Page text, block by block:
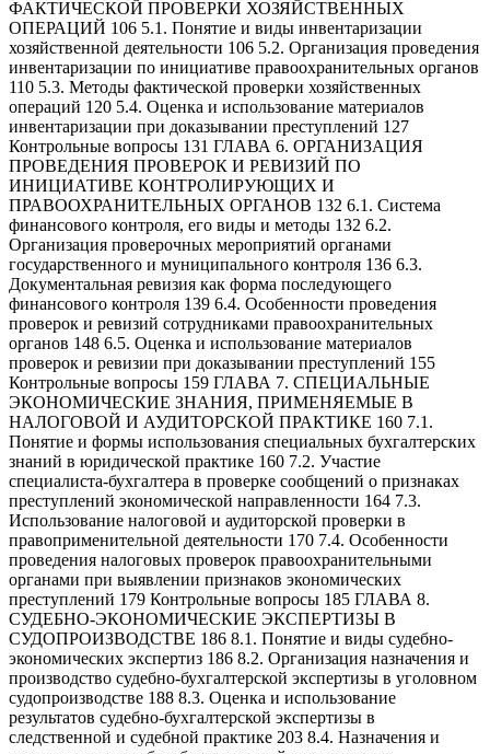
ФАКТИЧЕСКОЙ ПРОВЕРКИ ХОЗЯЙСТВЕННЫХ
ОПЕРАЦИЙ 106 5.1. Понятие и виды инвентаризации
хозяйственной деятельности 106 5.2. Организация проведения
инвентаризации по инициативе правоохранительных органов
110 5.3. Методы фактической проверки хозяйственных
операций 120 5.4. Оценка и использование материалов
инвентаризации при доказывании преступлений 127
Контрольные вопросы 131 ГЛАВА 6. ОРГАНИЗАЦИЯ
ПРОВЕДЕНИЯ ПРОВЕРОК И РЕВИЗИЙ ПО
ИНИЦИАТИВЕ КОНТРОЛИРУЮЩИХ И
ПРАВООХРАНИТЕЛЬНЫХ ОРГАНОВ 132 6.1. Система
финансового контроля, его виды и методы 132 6.2.
Организация проверочных мероприятий органами
государственного и муниципального контроля 136 6.3.
Документальная ревизия как форма последующего
финансового контроля 139 6.4. Особенности проведения
проверок и ревизий сотрудниками правоохранительных
органов 148 6.5. Оценка и использование материалов
проверок и ревизии при доказывании преступлений 155
Контрольные вопросы 159 ГЛАВА 7. СПЕЦИАЛЬНЫЕ
ЭКОНОМИЧЕСКИЕ ЗНАНИЯ, ПРИМЕНЯЕМЫЕ В
НАЛОГОВОЙ И АУДИТОРСКОЙ ПРАКТИКЕ 160 7.1.
Понятие и формы использования специальных бухгалтерских
знаний в юридической практике 160 7.2. Участие
специалиста-бухгалтера в проверке сообщений о признаках
преступлений экономической направленности 164 7.3.
Использование налоговой и аудиторской проверки в
правоприменительной деятельности 170 7.4. Особенности
проведения налоговых проверок правоохранительными
органами при выявлении признаков экономических
преступлений 179 Контрольные вопросы 185 ГЛАВА 8.
СУДЕБНО-ЭКОНОМИЧЕСКИЕ ЭКСПЕРТИЗЫ В
СУДОПРОИЗВОДСТВЕ 186 8.1. Понятие и виды судебно-
экономических экспертиз 186 8.2. Организация назначения и
производство судебно-бухгалтерской экспертизы в уголовном
судопроизводстве 188 8.3. Оценка и использование
результатов судебно-бухгалтерской экспертизы в
следственной и судебной практике 203 8.4. Назначения и